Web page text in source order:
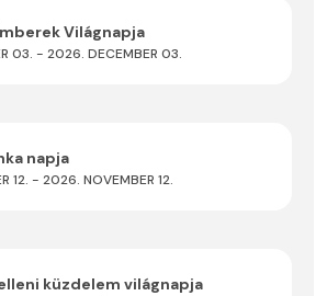
Világnapja
03. - 2026. DECEMBER 03.
napja
12. - 2026. NOVEMBER 12.
küzdelem világnapja